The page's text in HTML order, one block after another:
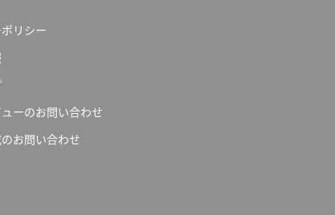
リシー
ーのお問い合わせ
お問い合わせ